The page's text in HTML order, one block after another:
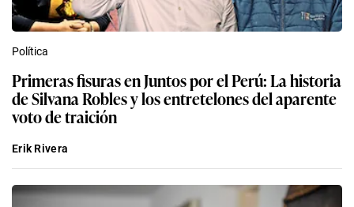
Política
Primeras fisuras en Juntos por el Perú: La historia
de Silvana Robles y los entretelones del aparente
voto de traición
Erik Rivera